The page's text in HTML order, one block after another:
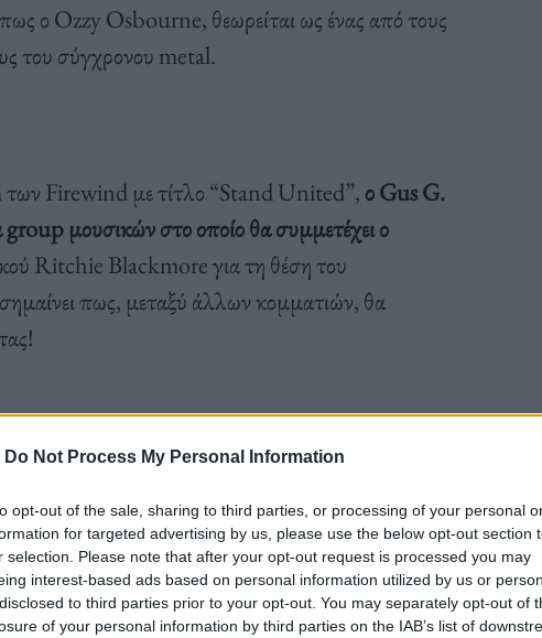
Do Not Process My Personal Information
opt-out of the sale, sharing to third parties, or processing of your personal
for targeted advertising by us, please use the below opt-out section
selection. Please note that after your opt-out request is processed you may
interest-based ads based on personal information utilized by us or
to third parties prior to your opt-out. You may separately opt-out of
of your personal information by third parties on the IAB’s list of
ο Ozzy Osbourne, θεωρείται ως ένας από τους
του σύγχρονου metal.
Firewind με τίτλο “Stand United”, ο Gus G.
μουσικών στο οποίο θα συμμετέχει ο
Ritchie Blackmore για τη θέση του
πως, μεταξύ άλλων κομματιών, θα
|YouTube|Spotify|X